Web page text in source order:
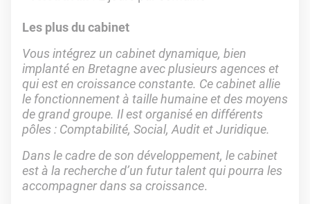
Les plus du cabinet
Vous intégrez un cabinet dynamique, bien
implanté en Bretagne avec plusieurs agences et
qui est en croissance constante. Ce cabinet allie
le fonctionnement à taille humaine et des moyens
de grand groupe. Il est organisé en différents
pôles : Comptabilité, Social, Audit et Juridique.
Dans le cadre de son développement, le cabinet
est à la recherche d’un futur talent qui pourra les
accompagner dans sa croissance.